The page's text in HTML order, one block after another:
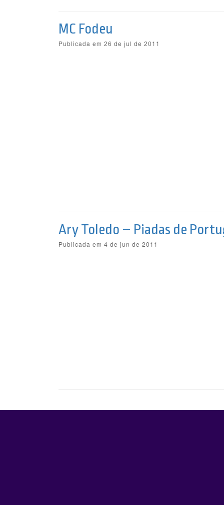
MC Fodeu
Publicada em 26 de jul de 2011
Ary Toledo – Piadas de
Publicada em 4 de jun de 2011